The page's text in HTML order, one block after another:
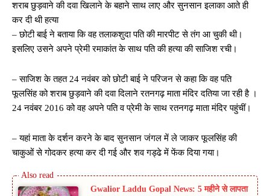
शराब छुड़वाने की दवा खिलाने के बहाने साथ लाए और सुनसान इलाका आते ही
कर दी थी हत्या
– छोटी बाई ने बताया कि वह तलाकशुदा पति की मारपीट से तंग आ चुकी थी।
इसलिए उसने अपने प्रेमी रमाकांत के साथ पति की हत्या की साजिश रची।
– साजिश के तहत 24 नवंबर को छोटी बाई ने परिजन से कहा कि वह पति
फूलसिंह को शराब छुड़वाने की दवा दिलाने रतनगढ़ माता मंदिर दतिया जा रही है ।
24 नवंबर 2016 को वह अपने पति व प्रेमी के साथ रतनगढ़ माता मंदिर पहुंचीं।
– यहां माता के दर्शन करने के बाद सुनसान जंगल में ले जाकर फूलसिंह की
चाकुओं से गोदकर हत्या कर दी गई और शव गड्ढे में फेंक दिया गया।
Gwalior Laddu Gopal News: 5 महीने से लापता